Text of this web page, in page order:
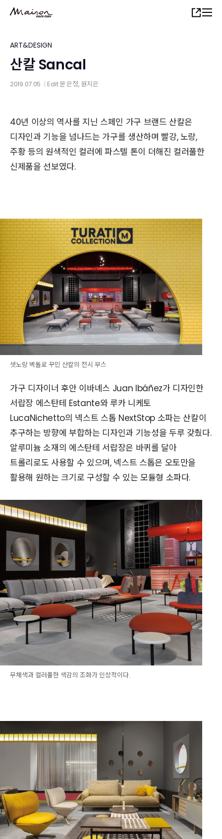
content
Share
ART&DESIGN
산칼 Sancal
2019.07.05 Edit문 은정, 원지은
40년 이상의 역사를 지닌 스페인 가구 브랜드 산칼은
디자인과 기능을 넘나드는 가구를 생산하며 빨강, 노랑,
주황 등의 원색적인 컬러에 파스텔 톤이 더해진 컬러풀한
신제품을 선보였다.
샛노랑 벽돌로 꾸민 산칼의 전시 부스
가구 디자이너 후안 이바녜스 Juan Ibáñez가 디자인한
서랍장 에스탄테 Estante와 루카 니케토
LucaNichetto의 넥스트 스톱 NextStop 소파는 산칼이
추구하는 방향에 부합하는 디자인과 기능성을 두루 갖췄다.
알루미늄 소재의 에스탄테 서랍장은 바퀴를 달아
트롤리로도 사용할 수 있으며, 넥스트 스톱은 오토만을
활용해 원하는 크기로 구성할 수 있는 모듈형 소파다.
무채색과 컬러풀한 색감의 조화가 인상적이다.